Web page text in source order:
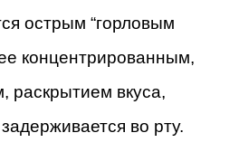
острым “горловым
концентрированным,
раскрытием вкуса,
во рту.